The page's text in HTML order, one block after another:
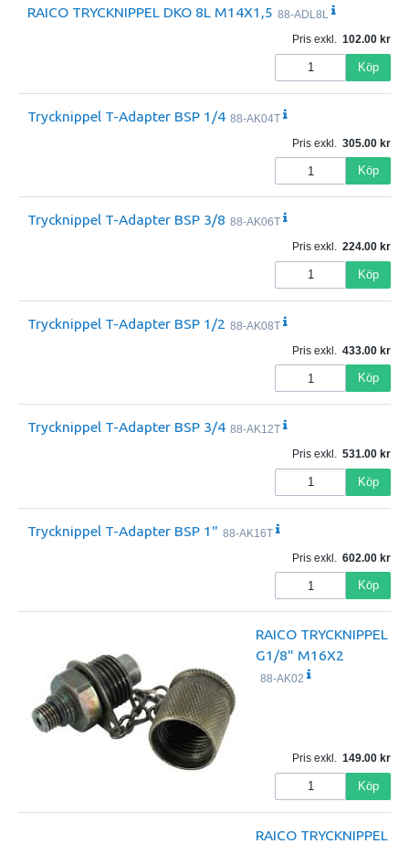
RAICO TRYCKNIPPEL DKO 8L M14X1,5 88-ADL8L
Pris exkl. 102.00
Köp
Trycknippel T-Adapter BSP 1/4 88-AK04T
Pris exkl. 305.00
Köp
Trycknippel T-Adapter BSP 3/8 88-AK06T
Pris exkl. 224.00
Köp
Trycknippel T-Adapter BSP 1/2 88-AK08T
Pris exkl. 433.00
Köp
Trycknippel T-Adapter BSP 3/4 88-AK12T
Pris exkl. 531.00
Köp
Trycknippel T-Adapter BSP 1" 88-AK16T
Pris exkl. 602.00
Köp
RAICO TRYCKNIPPEL
G1/8" M16X2
88-AK02
Pris exkl. 149.00
Köp
RAICO TRYCKNIPPEL